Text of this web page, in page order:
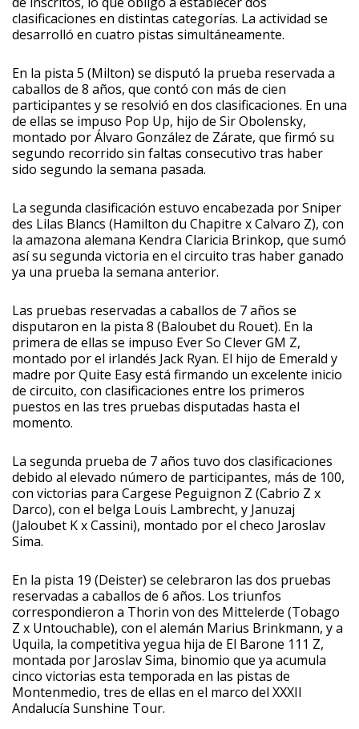
clasificaciones en distintas categorías. La actividad se
desarrolló en cuatro pistas simultáneamente.
En la pista 5 (Milton) se disputó la prueba reservada a
caballos de 8 años, que contó con más de cien
participantes y se resolvió en dos clasificaciones. En una
de ellas se impuso Pop Up, hijo de Sir Obolensky,
montado por Álvaro González de Zárate, que firmó su
segundo recorrido sin faltas consecutivo tras haber
sido segundo la semana pasada.
La segunda clasificación estuvo encabezada por Sniper
des Lilas Blancs (Hamilton du Chapitre x Calvaro Z), con
la amazona alemana Kendra Claricia Brinkop, que sumó
así su segunda victoria en el circuito tras haber ganado
ya una prueba la semana anterior.
Las pruebas reservadas a caballos de 7 años se
disputaron en la pista 8 (Baloubet du Rouet). En la
primera de ellas se impuso Ever So Clever GM Z,
montado por el irlandés Jack Ryan. El hijo de Emerald y
madre por Quite Easy está firmando un excelente inicio
de circuito, con clasificaciones entre los primeros
puestos en las tres pruebas disputadas hasta el
momento.
La segunda prueba de 7 años tuvo dos clasificaciones
debido al elevado número de participantes, más de 100,
con victorias para Cargese Peguignon Z (Cabrio Z x
Darco), con el belga Louis Lambrecht, y Januzaj
(Jaloubet K x Cassini), montado por el checo Jaroslav
Sima.
En la pista 19 (Deister) se celebraron las dos pruebas
reservadas a caballos de 6 años. Los triunfos
correspondieron a Thorin von des Mittelerde (Tobago
Z x Untouchable), con el alemán Marius Brinkmann, y a
Uquila, la competitiva yegua hija de El Barone 111 Z,
montada por Jaroslav Sima, binomio que ya acumula
cinco victorias esta temporada en las pistas de
Montenmedio, tres de ellas en el marco del XXXII
Andalucía Sunshine Tour.